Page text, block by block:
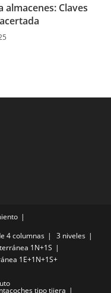
Claves
4 columnas
3 niveles
1N+1S
1E+1N+1S+
tipo tijera